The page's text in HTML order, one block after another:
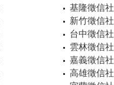
基隆徵信社
新竹徵信社
台中徵信社
雲林徵信社
嘉義徵信社
高雄徵信社